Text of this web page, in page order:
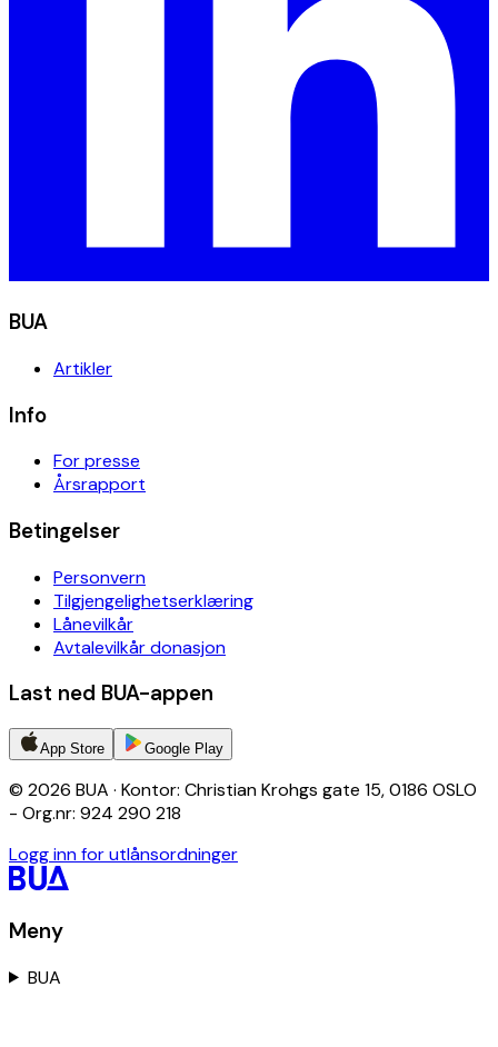
BUA
Artikler
Info
For presse
Årsrapport
Betingelser
Personvern
Tilgjengelighetserklæring
Lånevilkår
Avtalevilkår donasjon
Last ned BUA-appen
App Store Google Play
© 2026 BUA · Kontor: Christian Krohgs gate 15, 0186 OSLO
- Org.nr: 924 290 218
Logg inn for utlånsordninger
Meny
BUA